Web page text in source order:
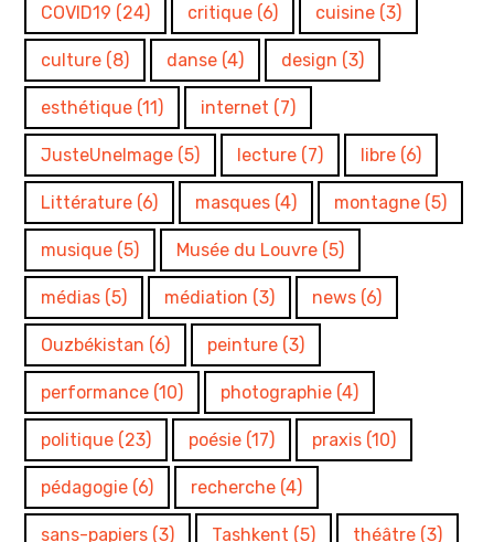
COVID19 (24) critique (6) cuisine (3)
culture (8) danse (4) design (3)
esthétique (11) internet (7)
JusteUneImage (5) lecture (7) libre (6)
Littérature (6) masques (4) montagne (5)
musique (5) Musée du Louvre (5)
médias (5) médiation (3) news (6)
Ouzbékistan (6) peinture (3)
performance (10) photographie (4)
politique (23) poésie (17) praxis (10)
pédagogie (6) recherche (4)
sans-papiers (3) Tashkent (5) théâtre (3)